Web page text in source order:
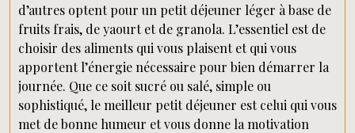
d’autres optent pour un petit déjeuner léger à base de
fruits frais, de yaourt et de granola. L’essentiel est de
choisir des aliments qui vous plaisent et qui vous
apportent l’énergie nécessaire pour bien démarrer la
journée. Que ce soit sucré ou salé, simple ou
sophistiqué, le meilleur petit déjeuner est celui qui vous
met de bonne humeur et vous donne la motivation